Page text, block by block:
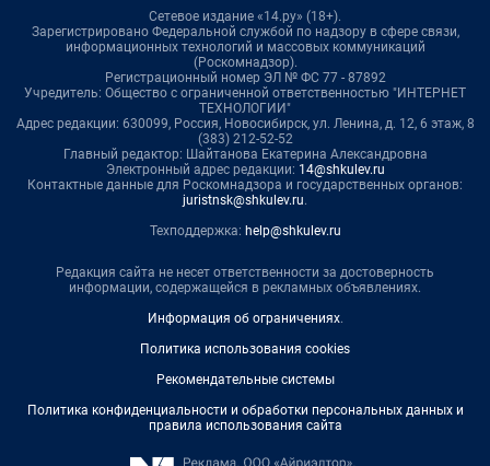
Сетевое издание «14.ру» (18+).
Зарегистрировано Федеральной службой по надзору в сфере связи,
информационных технологий и массовых коммуникаций
(Роскомнадзор).
Регистрационный номер ЭЛ № ФС 77 - 87892
Учредитель: Общество с ограниченной ответственностью "ИНТЕРНЕТ
ТЕХНОЛОГИИ"
Адрес редакции: 630099, Россия, Новосибирск, ул. Ленина, д. 12, 6 этаж, 8
(383) 212-52-52
Главный редактор: Шайтанова Екатерина Александровна
Электронный адрес редакции: 14@shkulev.ru
Контактные данные для Роскомнадзора и государственных органов:
juristnsk@shkulev.ru.
Техподдержка: help@shkulev.ru
Редакция сайта не несет ответственности за достоверность
информации, содержащейся в рекламных объявлениях.
Информация об ограничениях.
Политика использования cookies
Рекомендательные системы
Политика конфиденциальности и обработки персональных данных и
правила использования сайта